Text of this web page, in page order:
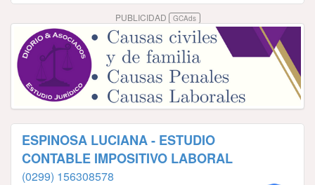
PUBLICIDAD GCAds
ESPINOSA LUCIANA - ESTUDIO
CONTABLE IMPOSITIVO LABORAL
(0299) 156308578